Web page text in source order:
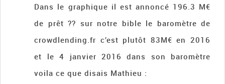
Dans le graphique il est annoncé 196.3 M€
de prêt ?? sur notre bible le baromètre de
crowdlending.fr c’est plutôt 83M€ en 2016
et le 4 janvier 2016 dans son baromètre
voila ce que disais Mathieu :